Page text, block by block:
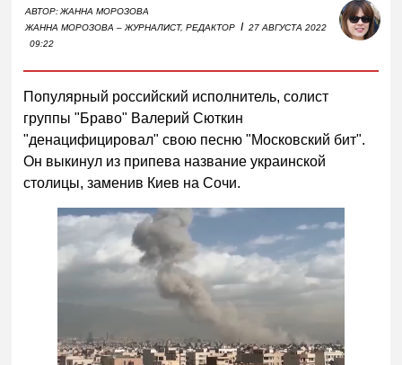
АВТОР:ЖАННА МОРОЗОВА
ЖАННА МОРОЗОВА – ЖУРНАЛИСТ, РЕДАКТОР I 27 АВГУСТА 2022
09:22
Популярный российский исполнитель, солист
группы "Браво" Валерий Сюткин
"денацифицировал" свою песню "Московский бит".
Он выкинул из припева название украинской
столицы, заменив Киев на Сочи.